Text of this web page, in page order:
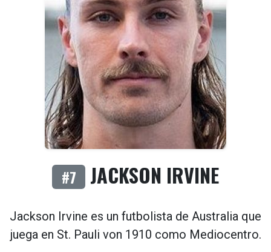
#7 JACKSON IRVINE
Jackson Irvine es un futbolista de Australia que
juega en St. Pauli von 1910 como Mediocentro.